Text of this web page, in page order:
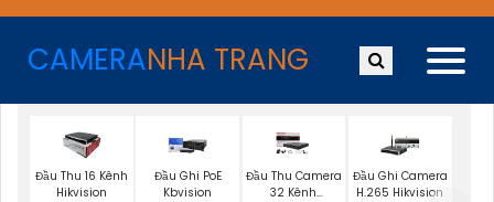
CAMERANHA TRANG
Đầu Thu 16 Kênh
Hikvision
Đầu Ghi PoE
Kbvision
Đầu Thu Camera
32 Kênh
Đầu Ghi Camera
H.265 Hikvision